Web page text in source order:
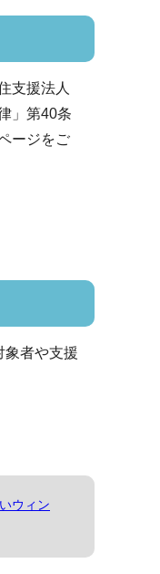
支援法人
」第40条
ージをご
象者や支援
ウィン